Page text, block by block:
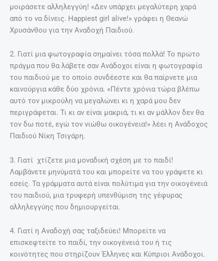
μοιράσετε αλληλεγγύη! «Δεν υπάρχει μεγαλύτερη χαρά
από το να δίνεις. Happiest girl alive!» γράφει η Θεανώ
Χρυσάνθου για την Αναδοχή Παιδιού.
2. Γιατί μια φωτογραφία σημαίνει τόσα πολλά! Το πρώτο
πράγμα που θα λάβετε σαν Ανάδοχοι είναι η φωτογραφία
του παιδιού με το οποίο συνδέεστε και θα παίρνετε μια
καινούργια κάθε δύο χρόνια. «Πέντε χρόνια τώρα βλέπω
αυτό τον μικρούλη να μεγαλώνει κι η χαρά μου δεν
περιγράφεται. Τι κι αν είναι μακριά, τι κι αν μάλλον δεν θα
τον δω ποτέ, εγώ τον νιώθω οικογένεια!» λέει η Ανάδοχος
Παιδιού Νίκη Τσιγάρη.
3. Γιατί χτίζετε μια μοναδική σχέση με το παιδί!
Λαμβάνετε μηνύματά του και μπορείτε να του γράψετε κι
εσείς. Τα γράμματα αυτά είναι πολύτιμα για την οικογένειά
του παιδιού, μια τρυφερή υπενθύμιση της γέφυρας
αλληλεγγύης που δημιουργείται.
4. Γιατί η Αναδοχή σας ταξιδεύει! Μπορείτε να
επισκεφτείτε το παιδί, την οικογένειά του ή τις
κοινότητες που στηρίζουν Έλληνες και Κύπριοι Ανάδοχοι.